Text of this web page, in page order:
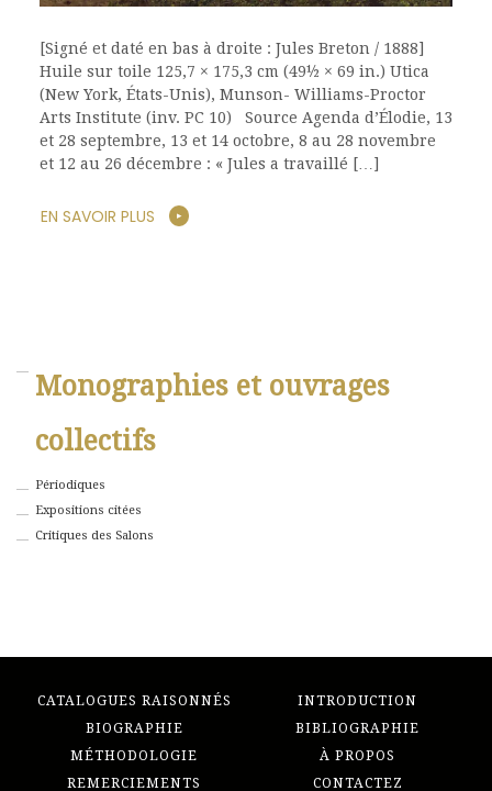
[Signé et daté en bas à droite : Jules Breton / 1888]
Huile sur toile 125,7 × 175,3 cm (49½ × 69 in.) Utica
(New York, États-Unis), Munson- Williams-Proctor
Arts Institute (inv. PC 10) Source Agenda d’Élodie, 13
et 28 septembre, 13 et 14 octobre, 8 au 28 novembre
et 12 au 26 décembre : « Jules a travaillé […]
EN SAVOIR PLUS
Monographies et ouvrages
collectifs
Périodiques
Expositions citées
Critiques des Salons
CATALOGUES RAISONNÉS
INTRODUCTION
BIOGRAPHIE
BIBLIOGRAPHIE
MÉTHODOLOGIE
À PROPOS
REMERCIEMENTS
CONTACTEZ